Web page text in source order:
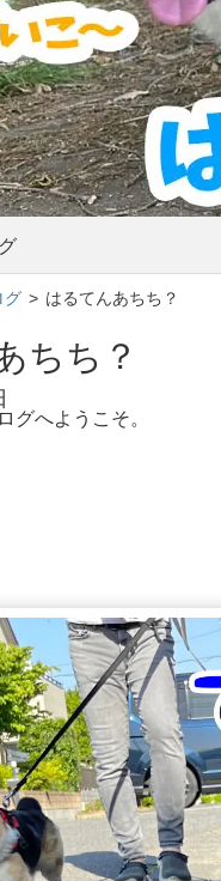
グ > はるてんあちち？
ちち？
グへようこそ。